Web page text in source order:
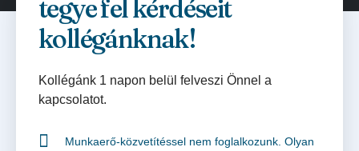
tegye fel kérdéseit
kollégánknak!
Kollégánk 1 napon belül felveszi Önnel a
kapcsolatot.
Munkaerő-közvetítéssel nem foglalkozunk. Olyan